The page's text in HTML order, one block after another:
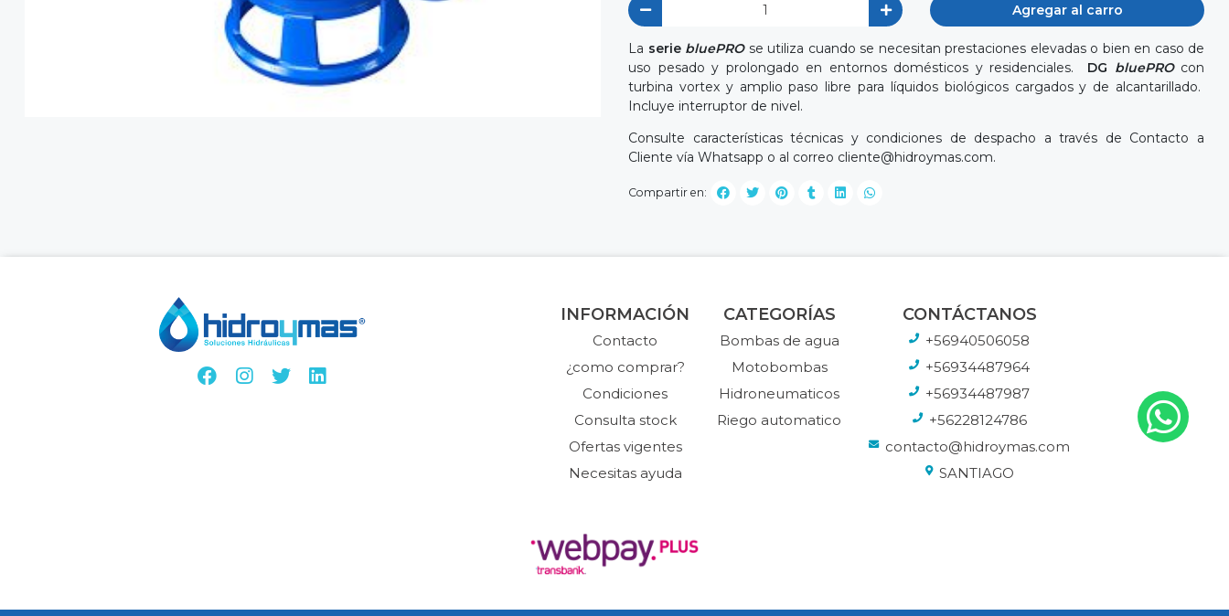
Agregar al carro
La serie bluePROse utiliza cuando se necesitan prestaciones elevadas o bien en caso de
uso pesado y prolongado en entornos domésticos y residenciales. DG bluePROcon
turbina vortex y amplio paso libre para líquidos biológicos cargados y de alcantarillado.
Incluye interruptor de nivel.
Consulte características técnicas y condiciones de despacho a través de Contacto a
Cliente vía Whatsapp o al correo cliente@hidroymas.com.
Compartir en:
INFORMACIÓN
Contacto
¿como comprar?
Condiciones
Consulta stock
Ofertas vigentes
Necesitas ayuda
CATEGORÍAS
Bombas de agua
Motobombas
Hidroneumaticos
Riego automatico
CONTÁCTANOS
+56940506058
+56934487964
+56934487987
+56228124786
contacto@hidroymas.com
SANTIAGO